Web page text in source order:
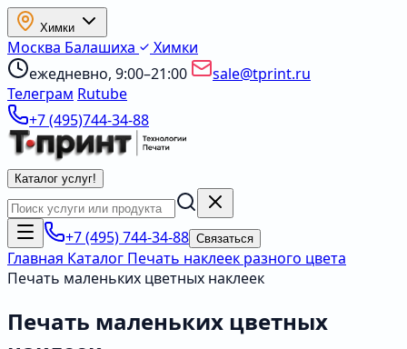
Химки
Москва Балашиха
Химки
ежедневно, 9:00–21:00
sale@tprint.ru
Телеграм Rutube
+7 (495)744-34-88
Каталог услуг!
+7 (495) 744-34-88 Связаться
Главная Каталог Печать наклеек разного цвета
Печать маленьких цветных наклеек
Печать маленьких цветных